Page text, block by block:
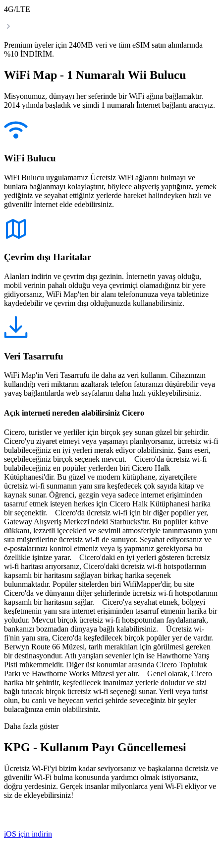
4G/LTE
Premium üyeler için 240MB veri ve tüm eSIM satın alımlarında
%10 İNDİRİM.
WiFi Map - 1 Numaralı Wii Bulucu
Misyonumuz, dünyayı her seferinde bir WiFi ağına bağlamaktır.
2014 yılında başladık ve şimdi 1 numaralı İnternet bağlantı aracıyız.
WiFi Bulucu
WiFi Bulucu uygulamamız Ücretsiz WiFi ağlarını bulmayı ve
bunlara bağlanmayı kolaylaştırır, böylece alışveriş yaptığınız, yemek
yediğiniz ve seyahat ettiğiniz yerlerde hareket halindeyken hızlı ve
güvenilir İnternet elde edebilirsiniz.
Çevrim dışı Haritalar
Alanları indirin ve çevrim dışı gezinin. İnternetin yavaş olduğu,
mobil verinin pahalı olduğu veya çevrimiçi olamadığınız bir yere
gidiyorsanız, WiFi Map'ten bir alanı telefonunuza veya tabletinize
kaydedebilir ve çevrim dışı olduğunuzda kullanabilirsiniz.
Veri Tasarrufu
WiFi Map'in Veri Tasarrufu ile daha az veri kullanın. Cihazınızın
kullandığı veri miktarını azaltarak telefon faturanızı düşürebilir veya
yavaş bağlantılarda web sayfalarını daha hızlı yükleyebilirsiniz.
Açık interneti nereden alabilirsiniz Cicero
Cicero, turistler ve yerliler için birçok şey sunan güzel bir şehirdir.
Cicero'yu ziyaret etmeyi veya yaşamayı planlıyorsanız, ücretsiz wi-fi
bulabileceğiniz en iyi yerleri merak ediyor olabilirsiniz. Şans eseri,
seçebileceğiniz birçok seçenek mevcut. Cicero'da ücretsiz wi-fi
bulabileceğiniz en popüler yerlerden biri Cicero Halk
Kütüphanesi'dir. Bu güzel ve modern kütüphane, ziyaretçilere
ücretsiz wi-fi sunmanın yanı sıra keşfedecek çok sayıda kitap ve
kaynak sunar. Öğrenci, gezgin veya sadece internet erişiminden
tasarruf etmek isteyen herkes için Cicero Halk Kütüphanesi harika
bir seçenektir. Cicero'da ücretsiz wi-fi için bir diğer popüler yer,
Gateway Alışveriş Merkezi'ndeki Starbucks'tır. Bu popüler kahve
dükkanı, lezzetli içecekleri ve sevimli atmosferiyle tanınmasının yanı
sıra müşterilerine ücretsiz wi-fi de sunuyor. Seyahat ediyorsanız ve
e-postalarınızı kontrol etmeniz veya iş yapmanız gerekiyorsa bu
özellikle işinize yarar. Cicero'daki en iyi yerleri gösteren ücretsiz
wi-fi haritası arıyorsanız, Cicero'daki ücretsiz wi-fi hotspotlarının
kapsamlı bir haritasını sağlayan birkaç harika seçenek
bulunmaktadır. Popüler sitelerden biri WifiMapper'dir, bu site
Cicero'da ve dünyanın diğer şehirlerinde ücretsiz wi-fi hotspotlarının
kapsamlı bir haritasını sağlar. Cicero'ya seyahat etmek, bölgeyi
keşfetmenin yanı sıra internet erişiminden tasarruf etmenin harika bir
yoludur. Mevcut birçok ücretsiz wi-fi hotspotundan faydalanarak,
bankanızı bozmadan dünyaya bağlı kalabilirsiniz. Ücretsiz wi-
fi'nin yanı sıra, Cicero'da keşfedilecek birçok popüler yer de vardır.
Berwyn Route 66 Müzesi, tarih meraklıları için görülmesi gereken
bir destinasyondur. Atlı yarışları sevenler için ise Hawthorne Yarış
Pisti mükemmeldir. Diğer üst konumlar arasında Cicero Topluluk
Parkı ve Hawthorne Works Müzesi yer alır. Genel olarak, Cicero
harika bir şehirdir, keşfedilecek inanılmaz yerlerle doludur ve sizi
bağlı tutacak birçok ücretsiz wi-fi seçeneği sunar. Yerli veya turist
olun, bu canlı ve heyecan verici şehirde seveceğiniz bir şeyler
bulacağınıza emin olabilirsiniz.
Daha fazla göster
KPG - Kullanım Payı Güncellemesi
Ücretsiz Wi-Fi'yi bizim kadar seviyorsanız ve başkalarına ücretsiz ve
güvenilir Wi-Fi bulma konusunda yardımcı olmak istiyorsanız,
doğru yerdesiniz. Gerçek insanlar milyonlarca yeni Wi-Fi ekliyor ve
siz de ekleyebilirsiniz!
iOS için indirin